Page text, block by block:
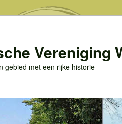
Vereniging
gebied met een rijke historie